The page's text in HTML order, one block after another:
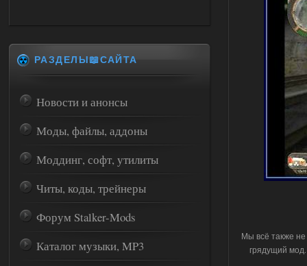
Мы всё также не
грядущий
РАЗДЕЛЫ📖САЙТА
Новости и анонсы
Моды, файлы, аддоны
Моддинг, софт, утилиты
Читы, коды, трейнеры
Форум Stalker-Mods
Каталог музыки, MP3